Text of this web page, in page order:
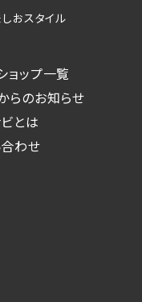
等への対応
応募した際の
店予約を登録
、ご本人の意
要となる項目
のサービスを
おスタイル
ョップ一覧
らのお知らせ
とは
わせ